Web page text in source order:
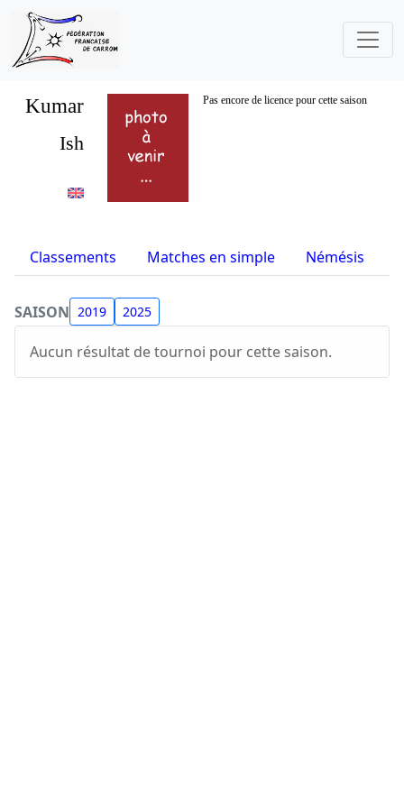
Kumar Pas encore de licence pour cette saison
Ish
Classements Matches en simple Némésis
SAISON 2019 2025
Aucun résultat de tournoi pour cette saison.